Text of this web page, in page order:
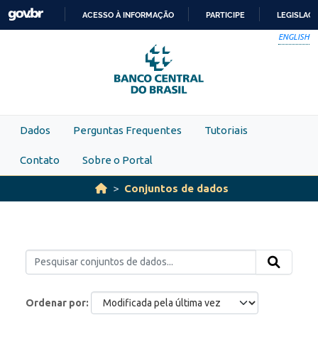
Skip to main content
PARA
O
CONTEÚDO
ACESSO À INFORMAÇÃO PARTICIPE
ENGLISH
Dados Perguntas Frequentes Tutoriais
Contato Sobre o Portal
Conjuntos de dados
Ordenar por